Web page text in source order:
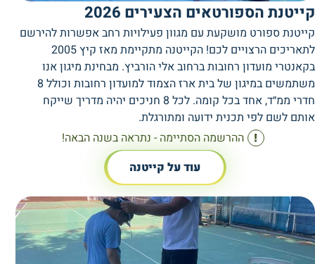
קייטנת הספורטאים הצעירים 2026
קייטנת ספורט מושקעת עם מגוון פעילויות רחב אפשרות להירשם
לתאריכים הרצויים לכם! הקייטנה מתקיימת מאז קיץ 2005
בקאנטרי מועדון רחובות ברחוב אלי הורביץ. מבחינת מיגון אנו
משתמשים במיגון של בית ארז הצמוד למועדון רחובות וכולל 8
חדרי ממ״ד, אחד בכל קומה. לכל 8 חניכים יהיה מדריך שייקח
אותם לשם לפי תכנית ידועה ומתורגלת.
עוד על קייטנה
ההרשמה הסתיימה - נתראה בשנה הבאה!